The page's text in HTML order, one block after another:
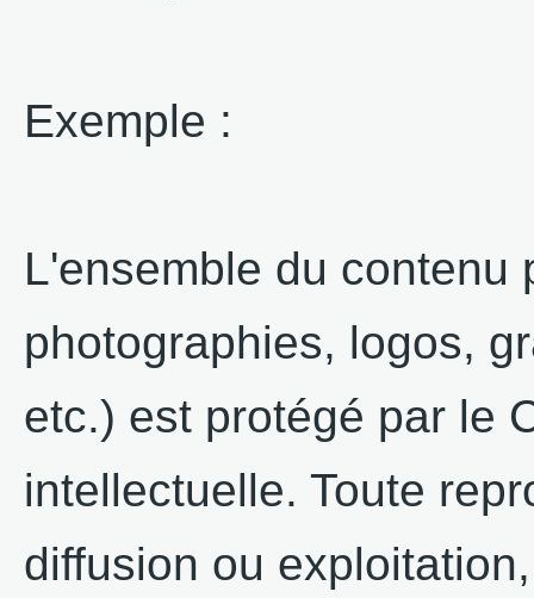
Exemple :
L'ensemble du contenu
photographies, logos,
etc.) est protégé par le
intellectuelle. Toute
diffusion ou